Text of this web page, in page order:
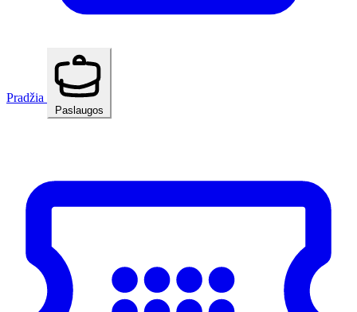
Pradžia
Paslaugos